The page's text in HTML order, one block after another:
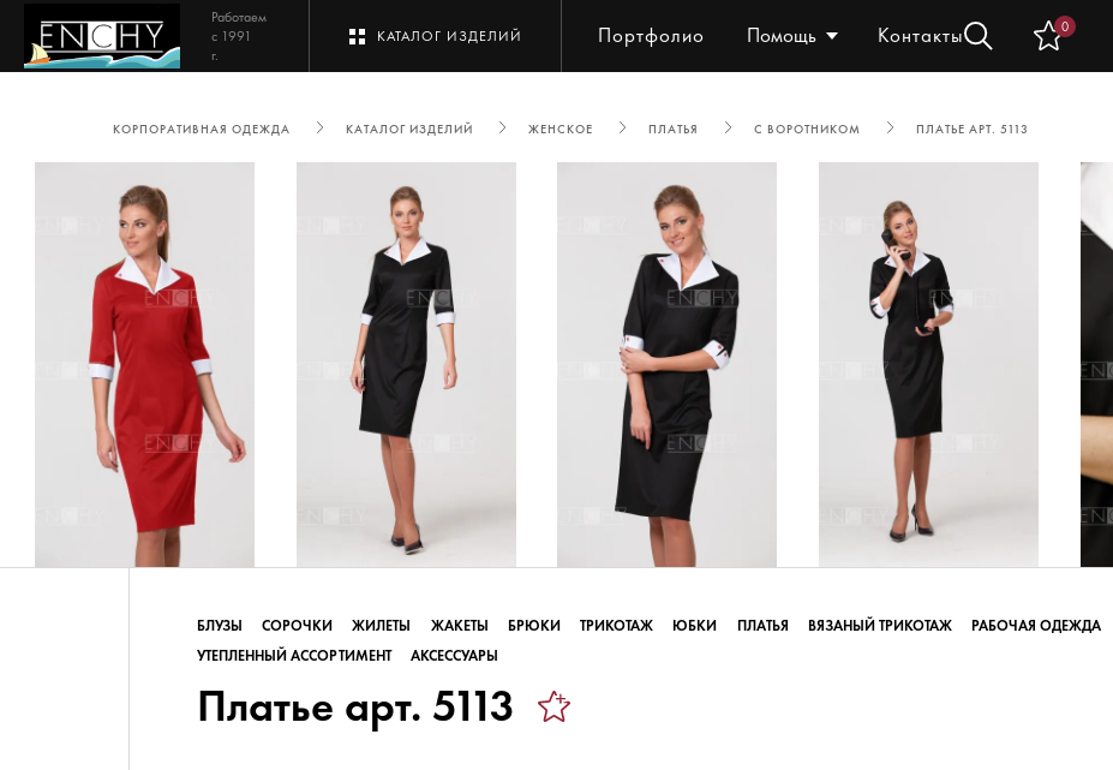
Работаем
с 1991
г.
КАТАЛОГ ИЗДЕЛИЙ Портфолио Помощь Контакты 0
КОРПОРАТИВНАЯ ОДЕЖДА КАТАЛОГ ИЗДЕЛИЙ ЖЕНСКОЕ ПЛАТЬЯ С ВОРОТНИКОМ ПЛАТЬЕ АРТ. 5113
БЛУЗЫ СОРОЧКИ ЖИЛЕТЫ ЖАКЕТЫ БРЮКИ ТРИКОТАЖ ЮБКИ ПЛАТЬЯ ВЯЗАНЫЙ ТРИКОТАЖ
РАБОЧАЯ ОДЕЖДА
УТЕПЛЕННЫЙ АССОРТИМЕНТ
АКСЕССУАРЫ
Платье арт. 5113